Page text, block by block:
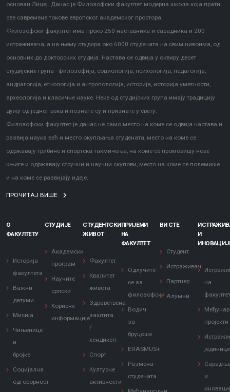
основан Лицеј. Данас је Филозофски факултет модерна школа која прати
све савремене токове европског академског простора.
Филозофски факултет има преко 250 наставника и сарадника и 200
истраживача, а на њему студира око 6000 студената на свим нивоима, од
основних до докторских студија. Настава се одвија у оквиру десет
студијских група - филозофија, социологија, психологија, педагогија,
андрагогија, етнологија и антропологија, историја, историја уметности,
археологија и класичне науке. Неке од студијских група имају традицију
дужу од једног века и познате су и признате у свету.
Филозофски факултет је данас не само место на коме се одвија настава и
развија наука већ и место окупљања студената, место на коме се
одржавају трибине и спортска такмичења, на коме се промовишу нове
књиге и одржавају стручни и научни скупови, место на коме се полемише
и на коме се развијају идеје.
ПРОЧИТАЈ ВИШЕ
О
ФАКУЛТЕТУ
Историја
факултета
Важни
датуми
Мисија
Чињенице
и
бројке
Социјална
одговорност
СТУДИЈЕ
Академски
програм
Научите
српски
Корисне
информације
СТУДЕНТСКИ
ЖИВОТ
Факултет
Квалитет
живота
Здравствена
заштита
/
хендикеп
Спорт
Културне
активности
ПРИЈЕМИ
НА
ФАКУЛТЕТ
Одлучите
се за
филозофски
Водич
за
бруцоше
ERASMUS+
Размена
студената
ВИ СТЕ
Студент
Истраживач
Партнер
Алумни
И
на
пројекти
јединице
и